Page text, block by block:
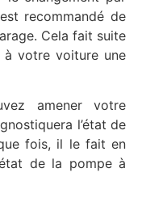
recommandé de
Cela fait suite
votre voiture une
amener votre
l’état de
fois, il le fait en
de la pompe à